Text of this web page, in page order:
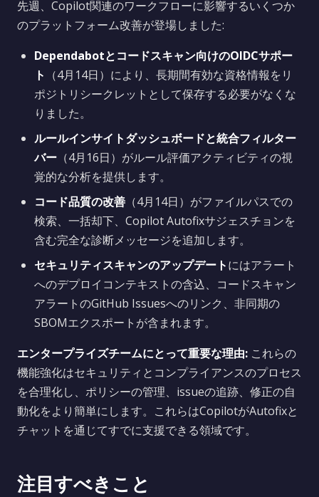
先週、Copilot関連のワークフローに影響するいくつか
のプラットフォーム改善が登場しました:
Dependabotとコードスキャン向けのOIDCサポー
ト （4月14日）により、長期間有効な資格情報をリ
ポジトリシークレットとして保存する必要がなくな
りました。
ルールインサイトダッシュボードと統合フィルター
バー （4月16日）がルール評価アクティビティの視
覚的な分析を提供します。
コード品質の改善 （4月14日）がファイルパスでの
検索、一括却下、Copilot Autofixサジェスチョンを
含む完全な診断メッセージを追加します。
セキュリティスキャンのアップデートにはアラート
へのデプロイコンテキストの含込、コードスキャン
アラートのGitHub Issuesへのリンク、非同期の
SBOMエクスポートが含まれます。
エンタープライズチームにとって重要な理由: これらの
機能強化はセキュリティとコンプライアンスのプロセス
を合理化し、ポリシーの管理、issueの追跡、修正の自
動化をより簡単にします。これらはCopilotがAutofixと
チャットを通じてすでに支援できる領域です。
注目すべきこと